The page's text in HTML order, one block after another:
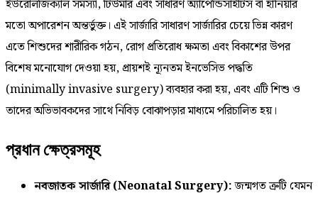
ইউরোলজিক্যাল সমস্যা, টিউমার এবং সাধারণ অ্যাপেন্ডিসাইটিস বা হার্নিয়ার
মতো অপারেশন অন্তর্ভুক্ত। এই সার্জারি সাধারণ সার্জারির চেয়ে ভিন্ন কারণ
এতে শিশুদের শারীরিক গঠন, রোগ প্রতিরোধ ক্ষমতা এবং বিকাশের উপর
বিশেষ মনোযোগ দেওয়া হয়, প্রায়শই ন্যূনতম ইনভেসিভ পদ্ধতি
(minimally invasive surgery) ব্যবহার করা হয়, এবং এটি শিশু ও
তাদের অভিভাবকদের সাথে নিবিড় বোঝাপড়ার মাধ্যমে পরিচালিত হয়।
প্রধান ক্ষেত্রসমূহ
নবজাতক সার্জারি (Neonatal Surgery):জন্মগত ত্রুটি যেমন